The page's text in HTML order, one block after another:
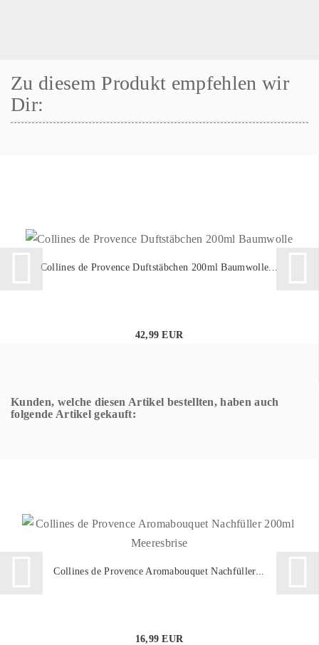
Zu diesem Produkt empfehlen wir
Dir:
Collines de Provence Duftstäbchen 200ml Baumwolle...
42,99 EUR
Kunden, welche diesen Artikel bestellten, haben auch
folgende Artikel gekauft:
Collines de Provence Aromabouquet Nachfüller...
16,99 EUR